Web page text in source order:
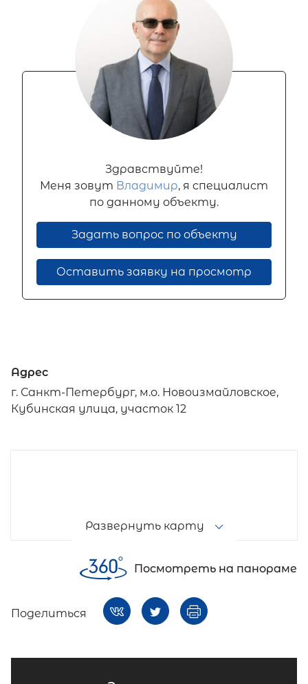
Здравствуйте!
Меня зовут Владимир, я специалист
по данному объекту.
Задать вопрос по объекту
Оставить заявку на просмотр
Адрес
г. Санкт-Петербург, м.о. Новоизмайловское,
Кубинская улица, участок 12
Развернуть карту
Посмотреть на панораме
Поделиться